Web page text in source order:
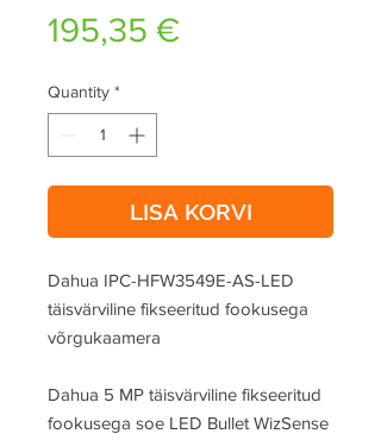
195,35 €Price
Quantity *
LISA KORVI
Dahua IPC-HFW3549E-AS-LED
täisvärviline fikseeritud fookusega
võrgukaamera
Dahua 5 MP täisvärviline fikseeritud
fookusega soe LED Bullet WizSense